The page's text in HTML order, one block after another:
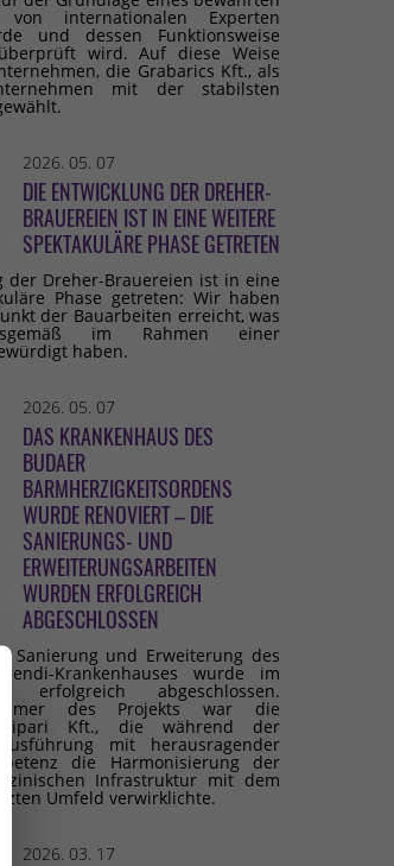
von internationalen Experten
und dessen Funktionsweise
wird. Auf diese Weise
die Grabarics Kft., als
mit der stabilsten
2026. 05. 07
DIE ENTWICKLUNG DER DREHER-
BRAUEREIEN IST IN EINE WEITERE
SPEKTAKULÄRE PHASE GETRETEN
der Dreher-Brauereien ist in eine
Phase getreten: Wir haben
der Bauarbeiten erreicht, was
im Rahmen einer
haben.
2026. 05. 07
DAS KRANKENHAUS DES
BUDAER
BARMHERZIGKEITSORDENS
WURDE RENOVIERT – DIE
SANIERUNGS- UND
ERWEITERUNGSARBEITEN
WURDEN ERFOLGREICH
ABGESCHLOSSEN
Sanierung und Erweiterung des
Krankenhauses wurde im
erfolgreich abgeschlossen.
des Projekts war die
Kft., die während der
mit herausragender
die Harmonisierung der
Infrastruktur mit dem
Umfeld verwirklichte.
2026. 03. 17